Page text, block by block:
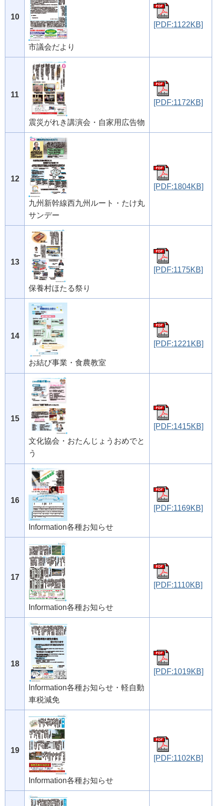
10
市議会だより
[PDF:1122KB]
11
震災がれき講演会・自家用広告物
[PDF:1172KB]
12
九州新幹線西九州ルート・たけ丸
サンデー
[PDF:1804KB]
13
保養村ほたる祭り
[PDF:1175KB]
14
お結び事業・食農教室
[PDF:1221KB]
15
文化協会・おたんじょうおめでと
う
[PDF:1415KB]
16
Information各種お知らせ
[PDF:1169KB]
17
Information各種お知らせ
[PDF:1110KB]
18
Information各種お知らせ・軽自動
車税減免
[PDF:1019KB]
19
Information各種お知らせ
[PDF:1102KB]